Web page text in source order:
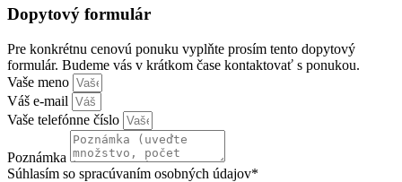
Dopytový formulár
Pre konkrétnu cenovú ponuku vyplňte prosím tento dopytový
formulár. Budeme vás v krátkom čase kontaktovať s ponukou.
Vaše meno
Váš e-mail
Vaše telefónne číslo
Poznámka
Súhlasím so spracúvaním osobných údajov*